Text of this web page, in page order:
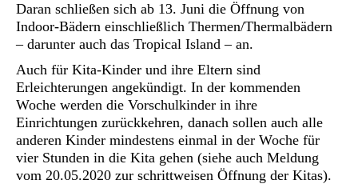
Daran schließen sich ab 13. Juni die Öffnung von
Indoor-Bädern einschließlich Thermen/Thermalbädern
– darunter auch das Tropical Island – an.
Auch für Kita-Kinder und ihre Eltern sind
Erleichterungen angekündigt. In der kommenden
Woche werden die Vorschulkinder in ihre
Einrichtungen zurückkehren, danach sollen auch alle
anderen Kinder mindestens einmal in der Woche für
vier Stunden in die Kita gehen (siehe auch Meldung
vom 20.05.2020 zur schrittweisen Öffnung der Kitas).